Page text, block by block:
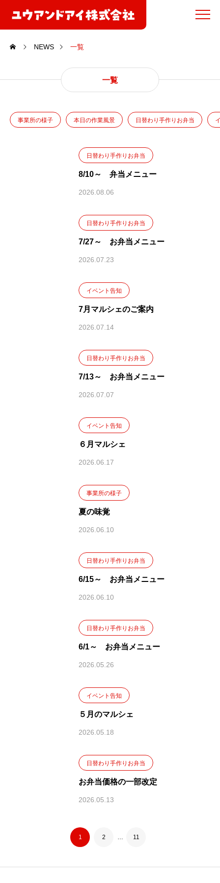
NEWS 一覧
一覧
事業所の様子 本日の作業風景 日替わり手作りお弁当
日替わり手作りお弁当
8/10～ 弁当メニュー
2026.08.06
日替わり手作りお弁当
7/27～ お弁当メニュー
2026.07.23
イベント告知
7月マルシェのご案内
2026.07.14
日替わり手作りお弁当
7/13～ お弁当メニュー
2026.07.07
イベント告知
６月マルシェ
2026.06.17
事業所の様子
夏の味覚
2026.06.10
日替わり手作りお弁当
6/15～ お弁当メニュー
2026.06.10
日替わり手作りお弁当
6/1～ お弁当メニュー
2026.05.26
イベント告知
５月のマルシェ
2026.05.18
日替わり手作りお弁当
お弁当価格の一部改定
2026.05.13
1 2 … 11